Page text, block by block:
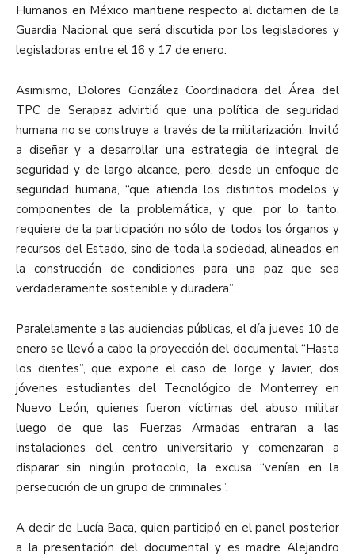
Humanos en México mantiene respecto al dictamen de la
Guardia Nacional que será discutida por los legisladores y
legisladoras entre el 16 y 17 de enero:
Asimismo, Dolores González Coordinadora del Área del
TPC de Serapaz advirtió que una política de seguridad
humana no se construye a través de la militarización. Invitó
a diseñar y a desarrollar una estrategia de integral de
seguridad y de largo alcance, pero, desde un enfoque de
seguridad humana, “que atienda los distintos modelos y
componentes de la problemática, y que, por lo tanto,
requiere de la participación no sólo de todos los órganos y
recursos del Estado, sino de toda la sociedad, alineados en
la construcción de condiciones para una paz que sea
verdaderamente sostenible y duradera”.
Paralelamente a las audiencias públicas, el día jueves 10 de
enero se llevó a cabo la proyección del documental “Hasta
los dientes”, que expone el caso de Jorge y Javier, dos
jóvenes estudiantes del Tecnológico de Monterrey en
Nuevo León, quienes fueron víctimas del abuso militar
luego de que las Fuerzas Armadas entraran a las
instalaciones del centro universitario y comenzaran a
disparar sin ningún protocolo, la excusa “venían en la
persecución de un grupo de criminales”.
A decir de Lucía Baca, quien participó en el panel posterior
a la presentación del documental y es madre Alejandro